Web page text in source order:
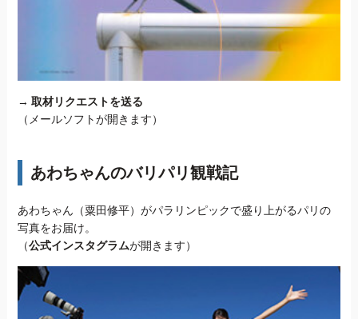
→ 取材リクエストを送る
（メールソフトが開きます）
あわちゃんのバリパリ観戦記
あわちゃん（粟田修平）がパラリンピックで盛り上がるパリの
写真をお届け。
（公式インスタグラムが開きます）